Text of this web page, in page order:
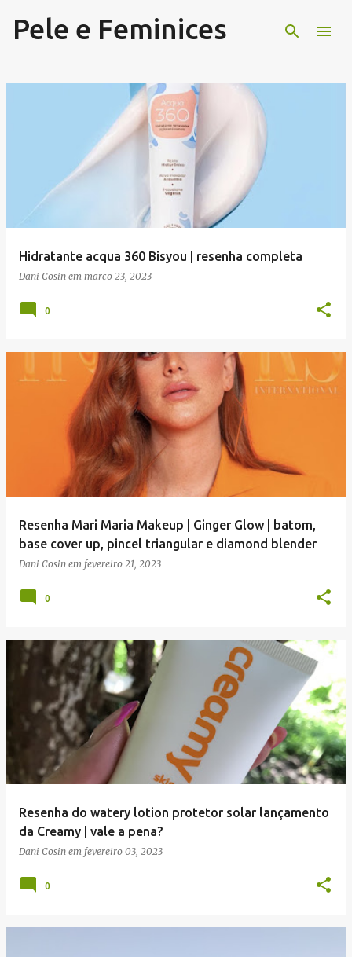
Pular para o conteúdo principal
Pele e Feminices
Hidratante acqua 360 Bisyou | resenha completa
Dani Cosin em março 23, 2023
0
Resenha Mari Maria Makeup | Ginger Glow | batom,
base cover up, pincel triangular e diamond blender
Dani Cosin em fevereiro 21, 2023
0
Resenha do watery lotion protetor solar lançamento
da Creamy | vale a pena?
Dani Cosin em fevereiro 03, 2023
0